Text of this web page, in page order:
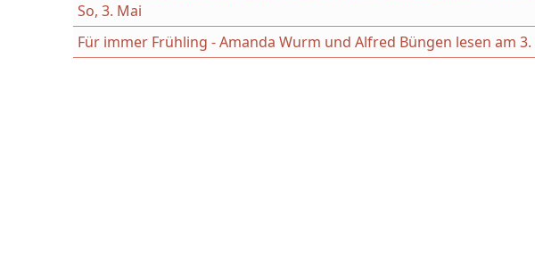
So, 3. Mai
Für immer Frühling - Amanda Wurm und Alfred Büngen lesen am